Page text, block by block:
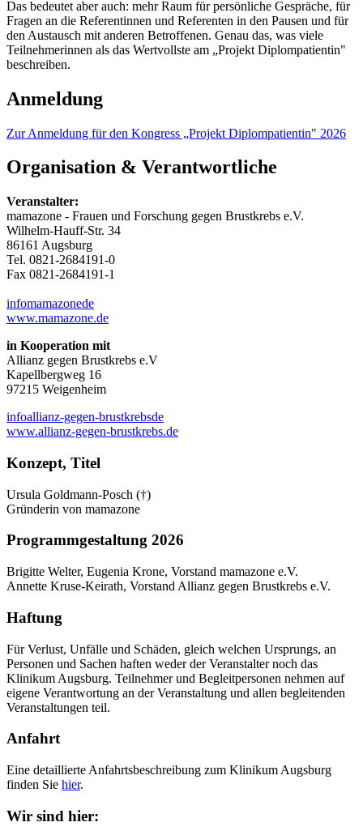
Das bedeutet aber auch: mehr Raum für persönliche Gespräche, für
Fragen an die Referentinnen und Referenten in den Pausen und für
den Austausch mit anderen Betroffenen. Genau das, was viele
Teilnehmerinnen als das Wertvollste am „Projekt Diplompatientin"
beschreiben.
Anmeldung
Zur Anmeldung für den Kongress „Projekt Diplompatientin" 2026
Organisation & Verantwortliche
Veranstalter:
mamazone - Frauen und Forschung gegen Brustkrebs e.V.
Wilhelm-Hauff-Str. 34
86161 Augsburg
Tel. 0821-2684191-0
Fax 0821-2684191-1
infomamazonede
www.mamazone.de
in Kooperation mit
Allianz gegen Brustkrebs e.V
Kapellbergweg 16
97215 Weigenheim
infoallianz-gegen-brustkrebsde
www.allianz-gegen-brustkrebs.de
Konzept, Titel
Ursula Goldmann-Posch (†)
Gründerin von mamazone
Programmgestaltung 2026
Brigitte Welter, Eugenia Krone, Vorstand mamazone e.V.
Annette Kruse-Keirath, Vorstand Allianz gegen Brustkrebs e.V.
Haftung
Für Verlust, Unfälle und Schäden, gleich welchen Ursprungs, an
Personen und Sachen haften weder der Veranstalter noch das
Klinikum Augsburg. Teilnehmer und Begleitpersonen nehmen auf
eigene Verantwortung an der Veranstaltung und allen begleitenden
Veranstaltungen teil.
Anfahrt
Eine detaillierte Anfahrtsbeschreibung zum Klinikum Augsburg
finden Sie hier.
Wir sind hier: